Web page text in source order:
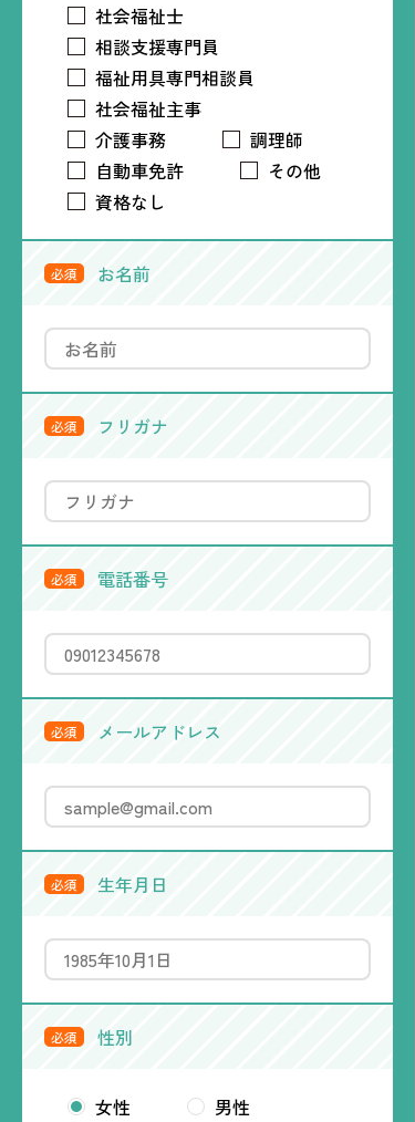
社会福祉士
相談支援専門員
福祉用具専門相談員
社会福祉主事
介護事務
調理師
自動車免許
その他
資格なし
必須 お名前
必須 フリガナ
必須 電話番号
必須 メールアドレス
必須 生年月日
必須 性別
女性
男性